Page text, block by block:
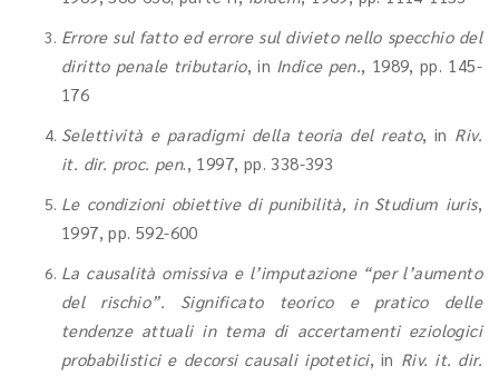
Errore sul fatto ed errore sul divieto nello specchio del
diritto penale tributario, in Indice pen., 1989, pp. 145-
176
Selettività e paradigmi della teoria del reato, in Riv.
it. dir. proc. pen., 1997, pp. 338-393
Le condizioni obiettive di punibilità, in Studium iuris,
1997, pp. 592-600
La causalità omissiva e l’imputazione “per l’aumento
del rischio”. Significato teorico e pratico delle
tendenze attuali in tema di accertamenti eziologici
probabilistici e decorsi causali ipotetici, in Riv. it. dir.